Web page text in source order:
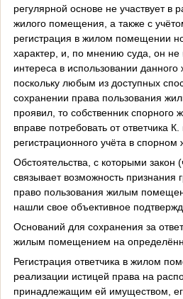
регулярной основе не участвует в
жилого помещения, а также с
регистрация в жилом помещении
характер, и, по мнению суда, он не
интереса в использовании
поскольку любым из доступных
сохранении права пользования
проявил, то собственник спорного
вправе потребовать от ответчика
регистрационного учёта в
Обстоятельства, с которыми закон
связывает возможность признания
право пользования жилым
нашли свое объективное
Оснований для сохранения за
жилым помещением на
Регистрация ответчика в жилом
реализации истицей права на
принадлежащим ей имуществом,